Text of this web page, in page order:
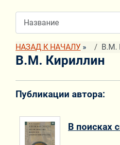
НАЗАД К НАЧАЛУ » В.М.
В.М. Кириллин
Публикации автора:
В поисках